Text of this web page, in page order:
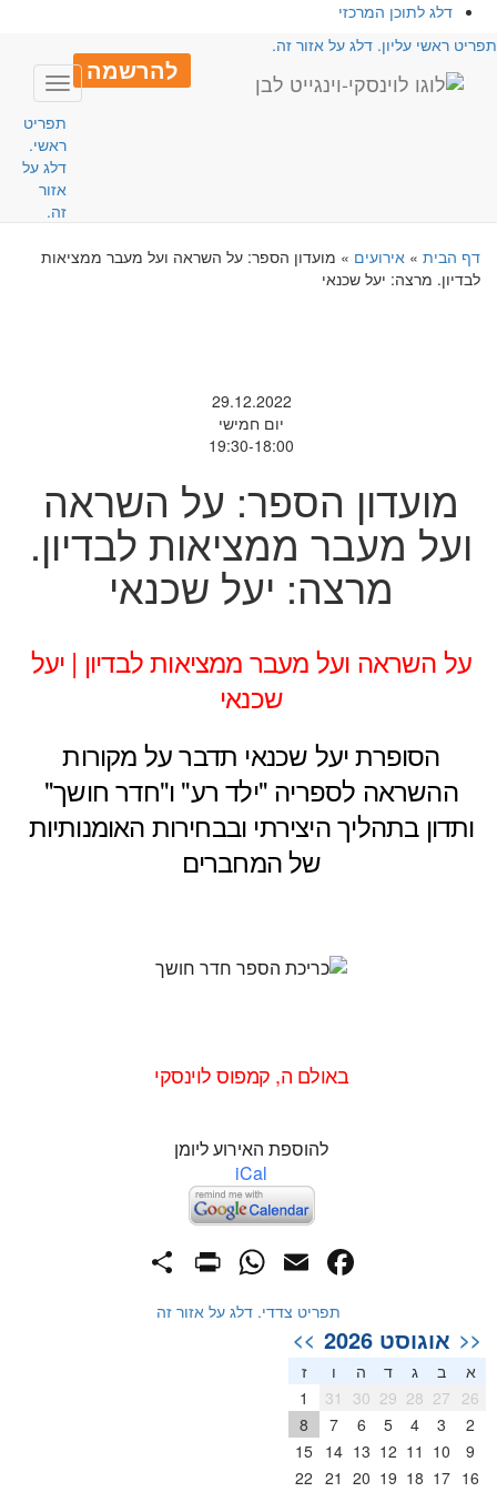
דלג לתוכן המרכזי
ראשי עליון. דלג על אזור זה.
להרשמה
Toggle
תפריט
ראשי.
דלג על
אזור
זה.
דף הבית» אירועים» מועדון הספר: על השראה ועל מעבר ממציאות
לבדיון. מרצה: יעל שכנאי
29.12.2022
יום חמישי
19:30-18:00
מועדון הספר: על השראה
ועל מעבר ממציאות לבדיון.
מרצה: יעל שכנאי
על השראה ועל מעבר ממציאות לבדיון | יעל
שכנאי
הסופרת יעל שכנאי תדבר על מקורות
ההשראה לספריה "ילד רע" ו"חדר חושך"
ותדון בתהליך היצירתי ובבחירות האומנותיות
של המחברים
באולם ה, קמפוס לוינסקי
להוספת האירוע ליומן
iCal
Facebook
Email
WhatsApp
תפריט צדדי. דלג על אזור זה
<< אוגוסט 2026 >>
א ב ג ד ה
ז
26
27
28
29
30
31
2
3
4
5
6
7
8
9
10
11
12
13
14
15
16
17
18
19
20
21
22